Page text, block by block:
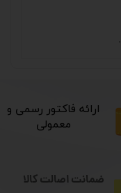
​ارائه فاکتور رسمی و
معمولی
ضمانت اصالت کالا